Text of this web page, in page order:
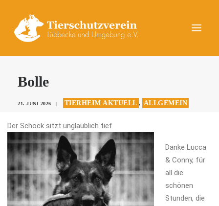
UNSERE TIERE
DAS TIERHEIM
HELFEN
KONTAKT
SPENDEN
Bolle
21. JUNI 2026 | TIERHEIM AKTUELL , ALLGEMEIN
Der Schock sitzt unglaublich tief
Danke Lucca
& Conny, für
all die
schönen
Stunden, die